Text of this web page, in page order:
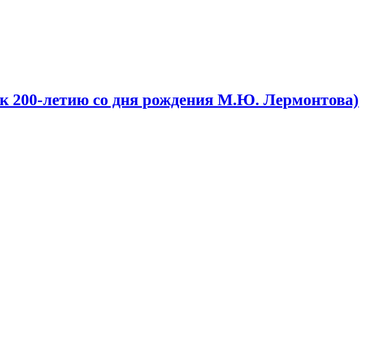
200-летию со дня рождения М.Ю. Лермонтова)